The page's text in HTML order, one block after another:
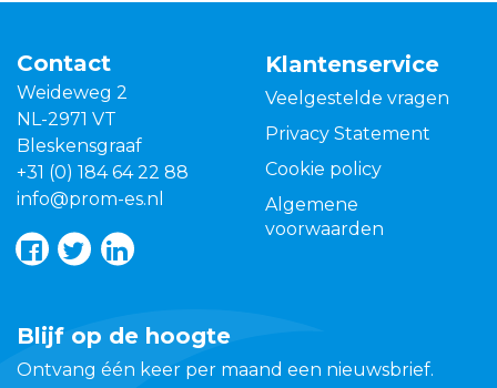
Contact
Weideweg 2
NL-2971 VT
Bleskensgraaf
+31 (0) 184 64 22 88
info@prom-es.nl
Klantenservice
Veelgestelde vragen
Privacy Statement
Cookie policy
Algemene
voorwaarden
Blijf op de hoogte
Ontvang één keer per maand een nieuwsbrief.